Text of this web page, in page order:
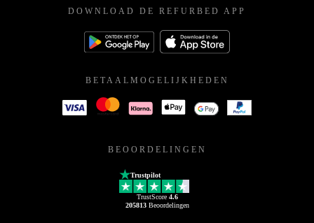
DOWNLOAD DE REFURBED APP
BETAALMOGELIJKHEDEN
BEOORDELINGEN
Trustpilot
TrustScore 4.6
205813Beoordelingen